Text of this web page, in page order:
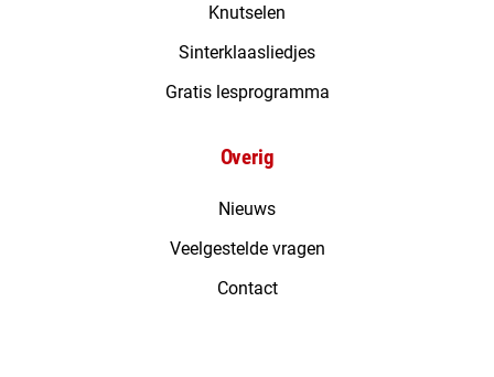
Knutselen
Sinterklaasliedjes
Gratis lesprogramma
Overig
Nieuws
Veelgestelde vragen
Contact